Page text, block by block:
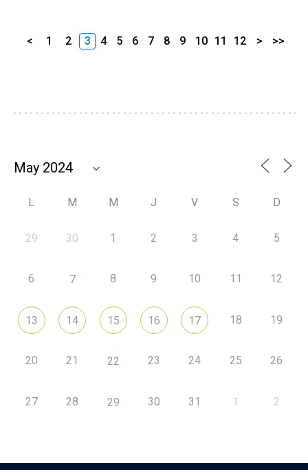
< 1 2 3 4 5 6 7 8 9 10 11 12 > >>
L M M J V S D
29 30 1 2 3 4 5
6 7 8 9 10 11 12
13 14 15 16 17 18 19
20 21 22 23 24 25 26
27 28 29 30 31 1 2